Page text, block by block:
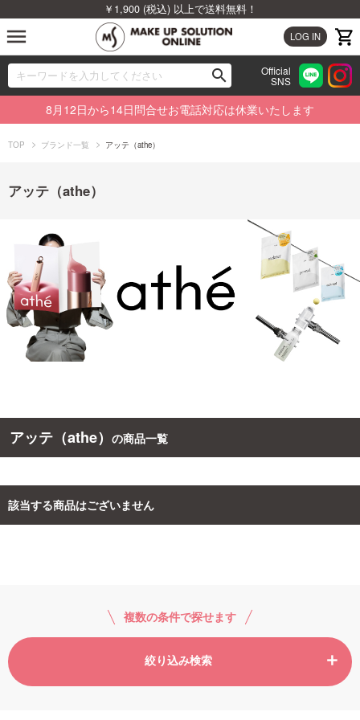
￥1,900 (税込) 以上で送料無料！
LOG IN
menu
search
00
Official
SNS
ブランドから探す
カテゴリから探す
特集から探す
ビューティジャーナルから探す
お問い合わせ
8月12日から14日問合せお電話対応は休業いたします
TOP ブランド一覧 アッテ（athe）
アッテ（athe）
アッテ（athe） の商品一覧
該当する商品はございません
複数の条件で探せます
絞り込み検索